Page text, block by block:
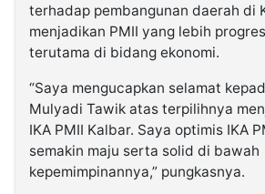
terhadap pembangunan daerah di
menjadikan PMII yang lebih
terutama di bidang ekonomi.
“Saya mengucapkan selamat
Mulyadi Tawik atas terpilihnya
IKA PMII Kalbar. Saya optimis IKA
semakin maju serta solid di bawah
kepemimpinannya,” pungkasnya.